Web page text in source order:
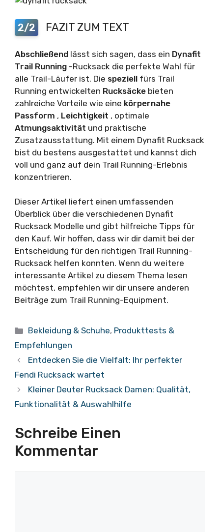
2/2 FAZIT ZUM TEXT
Abschließend lässt sich sagen, dass ein Dynafit
Trail Running -Rucksack die perfekte Wahl für
alle Trail-Läufer ist. Die speziell fürs Trail
Running entwickelten Rucksäcke bieten
zahlreiche Vorteile wie eine körpernahe
Passform , Leichtigkeit , optimale
Atmungsaktivität und praktische
Zusatzausstattung. Mit einem Dynafit Rucksack
bist du bestens ausgestattet und kannst dich
voll und ganz auf dein Trail Running-Erlebnis
konzentrieren.
Dieser Artikel liefert einen umfassenden
Überblick über die verschiedenen Dynafit
Rucksack Modelle und gibt hilfreiche Tipps für
den Kauf. Wir hoffen, dass wir dir damit bei der
Entscheidung für den richtigen Trail Running-
Rucksack helfen konnten. Wenn du weitere
interessante Artikel zu diesem Thema lesen
möchtest, empfehlen wir dir unsere anderen
Beiträge zum Trail Running-Equipment.
Kategorien
Bekleidung & Schuhe, Produkttests &
Empfehlungen
Entdecken Sie die Vielfalt: Ihr perfekter
Fendi Rucksack wartet
Kleiner Deuter Rucksack Damen: Qualität,
Funktionalität & Auswahlhilfe
Schreibe Einen
Kommentar